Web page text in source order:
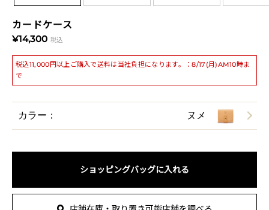
カードケース
¥14,300 税込
税込11,000円以上ご購入で送料は当社負担になります。：8/17(月)AM10時ま
で
カラー： ヌメ
ショッピングバッグに入れる